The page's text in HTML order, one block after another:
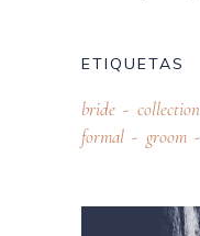
ETIQUETAS
bride collection
formal
groom